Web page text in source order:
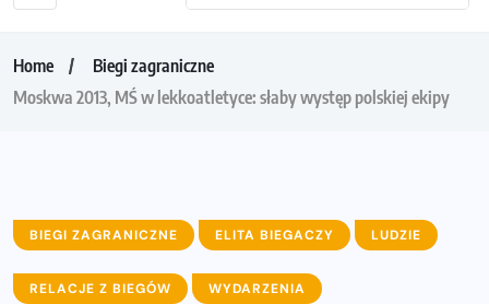
Home
Biegi zagraniczne
Moskwa 2013, MŚ w lekkoatletyce: słaby występ polskiej ekipy
BIEGI ZAGRANICZNE ELITA BIEGACZY LUDZIE
RELACJE Z BIEGÓW WYDARZENIA